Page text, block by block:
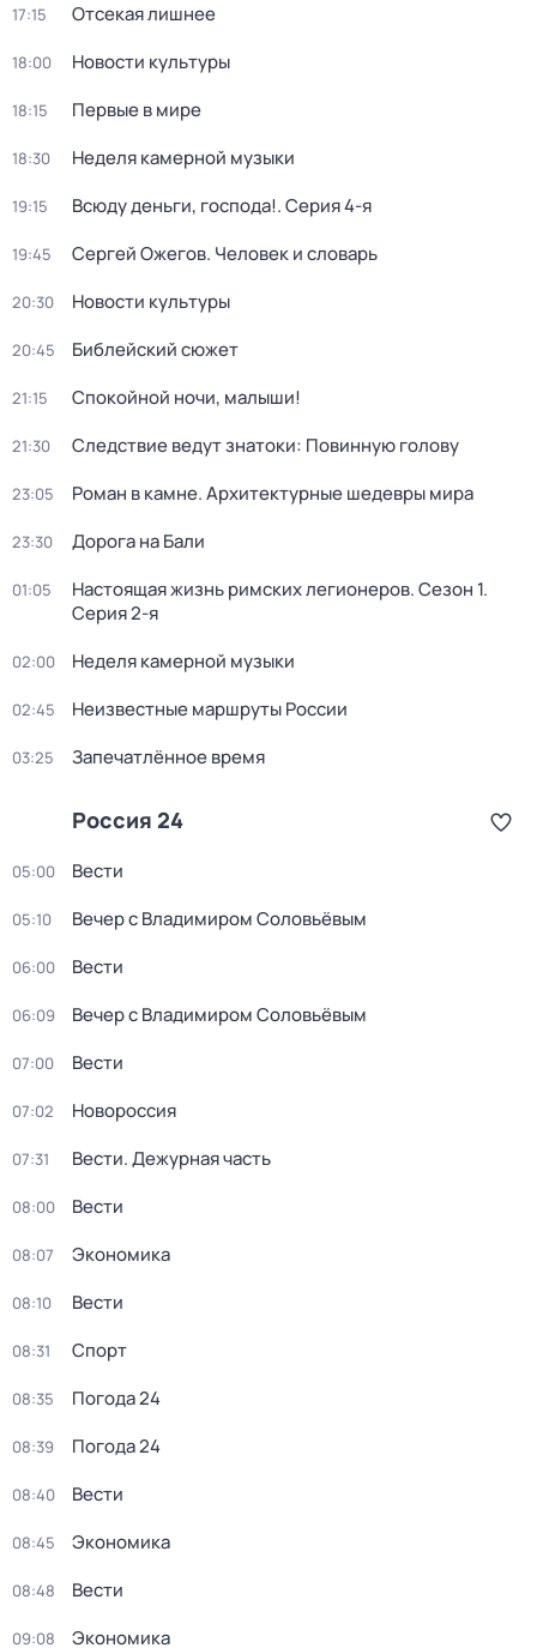
17:15 Отсекая лишнее
18:00 Новости культуры
18:15 Первые в мире
18:30 Неделя камерной музыки
19:15 Всюду деньги, господа!. Серия 4-я
19:45 Сергей Ожегов. Человек и словарь
20:30 Новости культуры
20:45 Библейский сюжет
21:15 Спокойной ночи, малыши!
21:30 Следствие ведут знатоки: Повинную голову
23:05 Роман в камне. Архитектурные шедевры мира
23:30 Дорога на Бали
01:05 Настоящая жизнь римских легионеров. Сезон 1.
Серия 2-я
02:00 Неделя камерной музыки
02:45 Неизвестные маршруты России
03:25 Запечатлённое время
Россия 24
05:00 Вести
05:10 Вечер с Владимиром Соловьёвым
06:00 Вести
06:09 Вечер с Владимиром Соловьёвым
07:00 Вести
07:02 Новороссия
07:31 Вести. Дежурная часть
08:00 Вести
08:07 Экономика
08:10 Вести
08:31 Спорт
08:35 Погода 24
08:39 Погода 24
08:40 Вести
08:45 Экономика
08:48 Вести
09:08 Экономика